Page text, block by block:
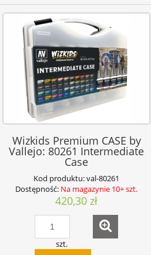
Wizkids Premium CASE by
Vallejo: 80261 Intermediate
Case
Kod produktu:val-80261
Dostępność: Na magazynie 10+ szt.
420,30 zł
szt.